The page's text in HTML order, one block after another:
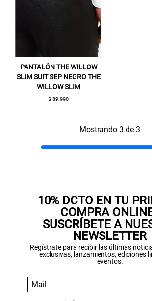
PANTALÓN THE WILLOW
SLIM SUIT SEP NEGRO THE
WILLOW SLIM
$ 89.990
Mostrando 3 de 3
10% DCTO EN TU
COMPRA ONLINE
SUSCRÍBETE A
NEWSLETTER
Regístrate para recibir las últimas
exclusivas, lanzamientos, ediciones
eventos.
Gracias por
Aquí esta tu cupón, usalo en tu
compra. Valido por 72 hrs.